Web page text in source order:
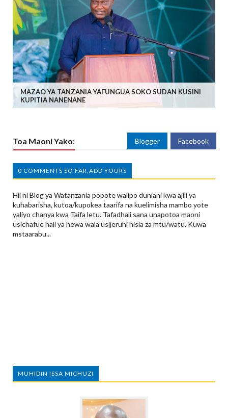
MAZAO YA TANZANIA YAFUNGUA SOKO SUDAN KUSINI
KUPITIA NANENANE
Toa Maoni Yako: Blogger Facebook
0 COMMENTS SO FAR,ADD YOURS
Hii ni Blog ya Watanzania popote walipo duniani kwa ajili ya
kuhabarisha, kutoa/kupokea taarifa na kuelimisha mambo yote
yaliyo chanya kwa Taifa letu. Tafadhali sana unapotoa maoni
usichafue hali ya hewa wala usijeruhi hisia za mtu/watu. Kuwa
mstaarabu...
MUHIDIN ISSA MICHUZI